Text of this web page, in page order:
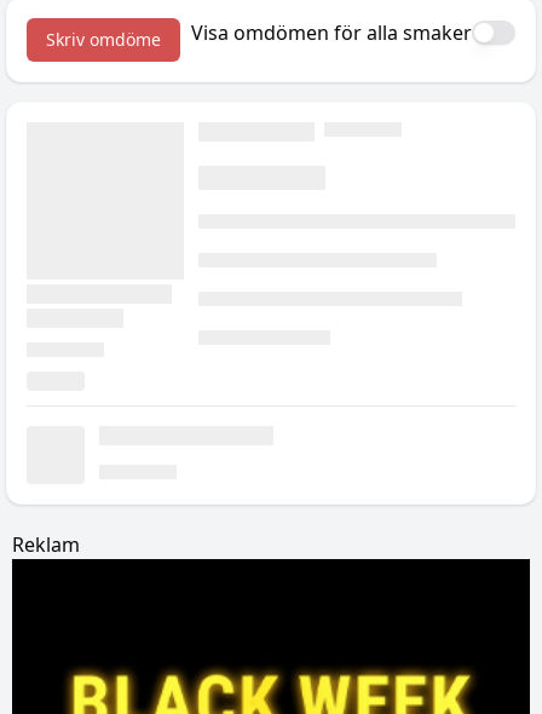
kroppen en signal att
Skriv omdöme Visa omdömen för alla smaker
Reklam